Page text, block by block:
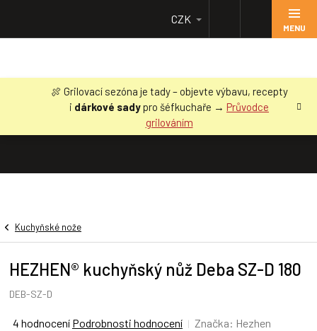
obsah
🍖 Grilovací sezóna je tady – objevte výbavu, recepty
i dárkové sadypro šéfkuchaře → Průvodce
grilováním
CZK
Kuchyňské nože
HEZHEN® kuchyňský nůž Deba SZ-D 180
DEB-SZ-D
Průměrné
4 hodnocení Podrobnosti hodnocení Značka: Hezhen